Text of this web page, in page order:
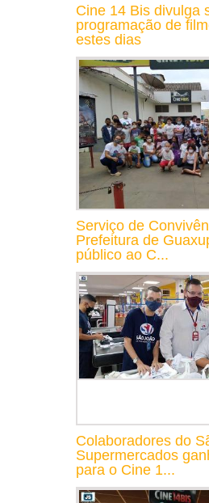
Cine 14 Bis divulga
programação de
estes dias
Serviço de
Prefeitura de
público ao C...
Colaboradores do
Supermercados
para o Cine 1...